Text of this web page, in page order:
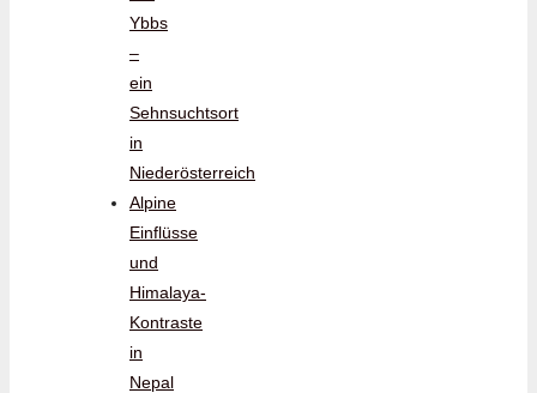
Ybbs
–
ein
Sehnsuchtsort
in
Niederösterreich
Alpine
Einflüsse
und
Himalaya-
Kontraste
in
Nepal